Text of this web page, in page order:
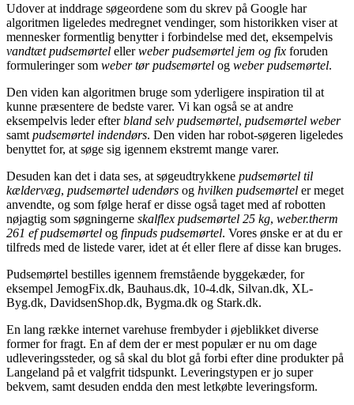
Udover at inddrage søgeordene som du skrev på Google har
algoritmen ligeledes medregnet vendinger, som historikken viser at
mennesker formentlig benytter i forbindelse med det, eksempelvis
vandtæt pudsemørtel ellerweber pudsemørtel jem og fix foruden
formuleringer som weber tør pudsemørtel og weber pudsemørtel.
Den viden kan algoritmen bruge som yderligere inspiration til at
kunne præsentere de bedste varer. Vi kan også se at andre
eksempelvis leder efterbland selv pudsemørtel, pudsemørtel weber
samt pudsemørtel indendørs. Den viden har robot-søgeren ligeledes
benyttet for, at søge sig igennem ekstremt mange varer.
Desuden kan det i data ses, at søgeudtrykkene pudsemørtel til
kældervæg, pudsemørtel udendørs og hvilken pudsemørtel er meget
anvendte, og som følge heraf er disse også taget med af robotten
nøjagtig som søgningerne skalflex pudsemørtel 25 kg, weber.therm
261 ef pudsemørtel og finpuds pudsemørtel. Vores ønske er at du er
tilfreds med de listede varer, idet at ét eller flere af disse kan bruges.
Pudsemørtel bestilles igennem fremstående byggekæder, for
eksempel JemogFix.dk, Bauhaus.dk, 10-4.dk, Silvan.dk, XL-
Byg.dk, DavidsenShop.dk, Bygma.dk og Stark.dk.
En lang række internet varehuse frembyder i øjeblikket diverse
former for fragt. En af dem der er mest populær er nu om dage
udleveringssteder, og så skal du blot gå forbi efter dine produkter på
Langeland på et valgfrit tidspunkt. Leveringstypen er jo super
bekvem, samt desuden endda den mest letkøbte leveringsform.